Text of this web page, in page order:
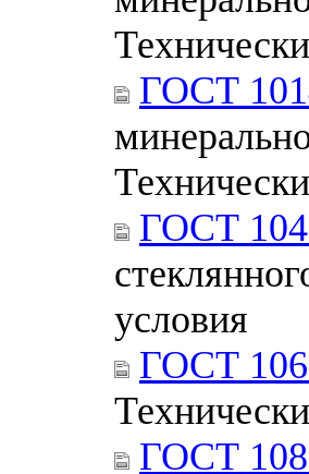
ГОСТ
ГОСТ
условия
ГОСТ
ГОСТ